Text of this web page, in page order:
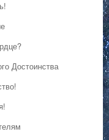
Достоинства